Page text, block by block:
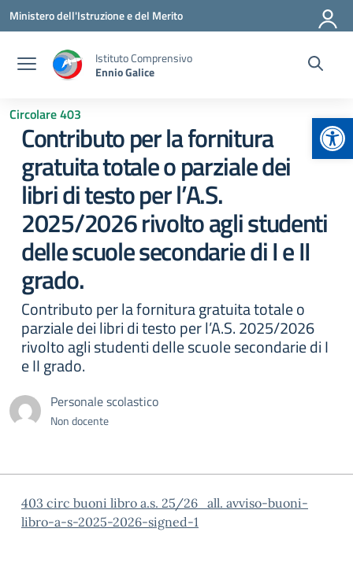
Vai ai contenuti
Vai al menu di navigazione
Vai al footer
Ministero dell'Istruzione e del Merito
Istituto Comprensivo
Ennio Galice
Circolare 403
Contributo per la fornitura
gratuita totale o parziale dei
libri di testo per l’A.S.
2025/2026 rivolto agli studenti
delle scuole secondarie di I e II
grado.
Contributo per la fornitura gratuita totale o
parziale dei libri di testo per l’A.S. 2025/2026
rivolto agli studenti delle scuole secondarie di I
e II grado.
Personale scolastico
Non docente
403 circ buoni libro a.s. 25/26 all. avviso-buoni-
libro-a-s-2025-2026-signed-1